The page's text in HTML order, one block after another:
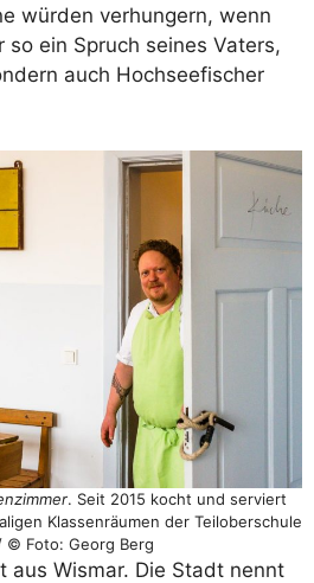
würden verhungern, wenn
so ein Spruch seines Vaters,
auch Hochseefischer
. Seit 2015 kocht und serviert
Klassenräumen der Teiloberschule
© Foto: Georg Berg
aus Wismar. Die Stadt nennt